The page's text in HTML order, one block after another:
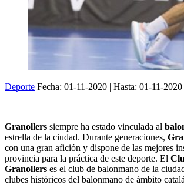
Deporte Fecha: 01-11-2020 | Hasta: 01-11-2020
Granollers siempre ha estado vinculada al
estrella de la ciudad. Durante generaciones,
con una gran afición y dispone de las mejores
provincia para la práctica de este deporte. El
Granollers es el club de balonmano de la
clubes históricos del balonmano de ámbito